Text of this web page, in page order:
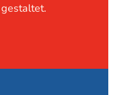
gestaltet.